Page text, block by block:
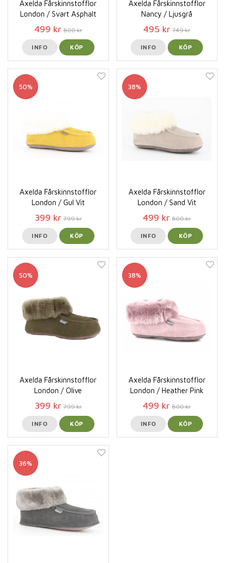
Axelda Fårskinnstofflor
London / Svart Asphalt
499 kr 800 kr
INFO KÖP
Axelda Fårskinnstofflor
Nancy / Ljusgrå
495 kr 749 kr
INFO KÖP
50%
Axelda Fårskinnstofflor
London / Gul Vit
399 kr 799 kr
INFO KÖP
38%
Axelda Fårskinnstofflor
London / Sand Vit
499 kr 800 kr
INFO KÖP
50%
Axelda Fårskinnstofflor
London / Olive
399 kr 799 kr
INFO KÖP
38%
Axelda Fårskinnstofflor
London / Heather Pink
499 kr 800 kr
INFO KÖP
36%